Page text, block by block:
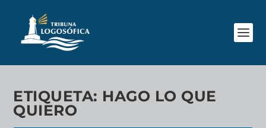
ETIQUETA: HAGO LO QUE
QUIERO